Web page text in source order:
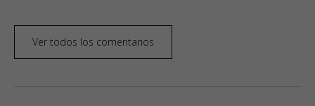
Ver todos los comentarios